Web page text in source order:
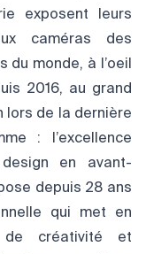
exposent leurs
caméras des
monde, à l’oeil
2016, au grand
lors de la dernière
: l’excellence
en avant-
depuis 28 ans
qui met en
de créativité et